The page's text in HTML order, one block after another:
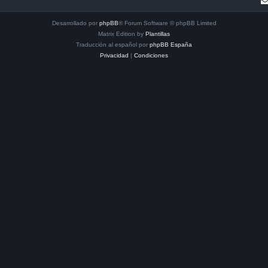
Desarrollado por phpBB® Forum Software © phpBB Limited
Matrix Edition by Plantillas
Traducción al español por phpBB España
Privacidad | Condiciones